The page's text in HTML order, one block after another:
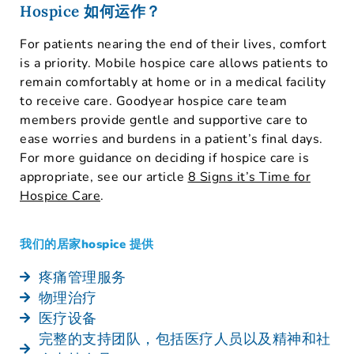
Hospice 如何运作？
For patients nearing the end of their lives, comfort
is a priority. Mobile hospice care allows patients to
remain comfortably at home or in a medical facility
to receive care. Goodyear hospice care team
members provide gentle and supportive care to
ease worries and burdens in a patient’s final days.
For more guidance on deciding if hospice care is
appropriate, see our article 8 Signs it’s Time for
Hospice Care.
我们的居家hospice 提供
疼痛管理服务
物理治疗
医疗设备
完整的支持团队，包括医疗人员以及精神和社